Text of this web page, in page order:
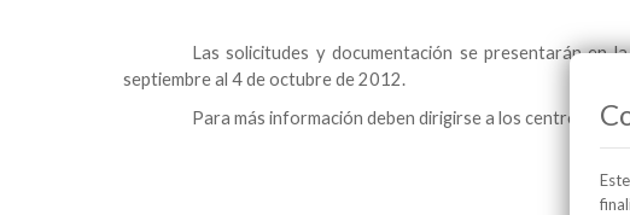
Las solicitudes y documentación se presentarán en
septiembre al 4 de octubre de 2012.
Para más información deben dirigirse a los centros